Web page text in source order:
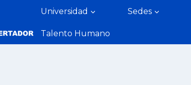
Universidad Sedes
Talento Humano